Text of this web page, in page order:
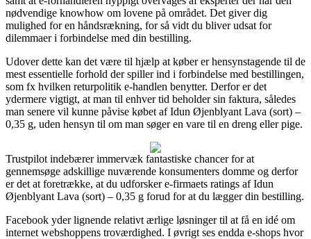
nødvendige knowhow om lovene på området. Det giver dig
mulighed for en håndsrækning, for så vidt du bliver udsat for
dilemmaer i forbindelse med din bestilling.
Udover dette kan det være til hjælp at køber er hensynstagende til de
mest essentielle forhold der spiller ind i forbindelse med bestillingen,
som fx hvilken returpolitik e-handlen benytter. Derfor er det
ydermere vigtigt, at man til enhver tid beholder sin faktura, således
man senere vil kunne påvise købet af Idun Øjenblyant Lava (sort) –
0,35 g, uden hensyn til om man søger en vare til en dreng eller pige.
Trustpilot indebærer immervæk fantastiske chancer for at
gennemsøge adskillige nuværende konsumenters domme og derfor
er det at foretrække, at du udforsker e-firmaets ratings af Idun
Øjenblyant Lava (sort) – 0,35 g forud for at du lægger din bestilling.
Facebook yder lignende relativt ærlige løsninger til at få en idé om
internet webshoppens troværdighed. I øvrigt ses endda e-shops hvor